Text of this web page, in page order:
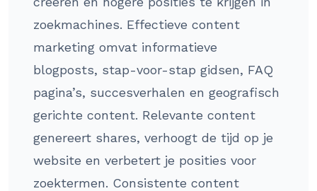
zoekmachines. Effectieve content
marketing omvat informatieve
blogposts, stap-voor-stap gidsen, FAQ
pagina’s, succesverhalen en geografisch
gerichte content. Relevante content
genereert shares, verhoogt de tijd op je
website en verbetert je posities voor
zoektermen. Consistente content